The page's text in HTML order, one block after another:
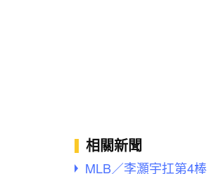
相關新聞
MLB／李灝宇扛第4